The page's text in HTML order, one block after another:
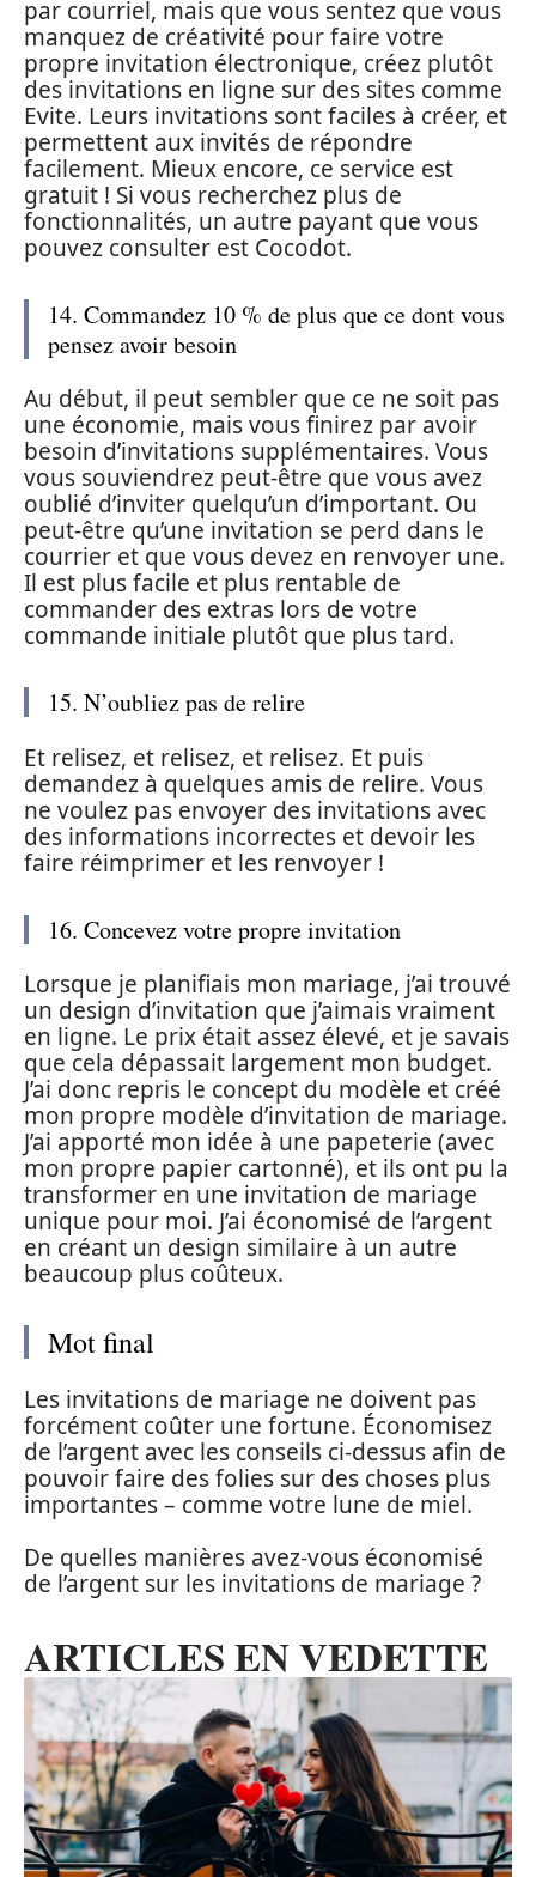
par courriel, mais que vous sentez que vous
manquez de créativité pour faire votre
propre invitation électronique, créez plutôt
des invitations en ligne sur des sites comme
Evite. Leurs invitations sont faciles à créer, et
permettent aux invités de répondre
facilement. Mieux encore, ce service est
gratuit ! Si vous recherchez plus de
fonctionnalités, un autre payant que vous
pouvez consulter est Cocodot.
14. Commandez 10 % de plus que ce dont vous
pensez avoir besoin
Au début, il peut sembler que ce ne soit pas
une économie, mais vous finirez par avoir
besoin d’invitations supplémentaires. Vous
vous souviendrez peut-être que vous avez
oublié d’inviter quelqu’un d’important. Ou
peut-être qu’une invitation se perd dans le
courrier et que vous devez en renvoyer une.
Il est plus facile et plus rentable de
commander des extras lors de votre
commande initiale plutôt que plus tard.
15. N’oubliez pas de relire
Et relisez, et relisez, et relisez. Et puis
demandez à quelques amis de relire. Vous
ne voulez pas envoyer des invitations avec
des informations incorrectes et devoir les
faire réimprimer et les renvoyer !
16. Concevez votre propre invitation
Lorsque je planifiais mon mariage, j’ai trouvé
un design d’invitation que j’aimais vraiment
en ligne. Le prix était assez élevé, et je savais
que cela dépassait largement mon budget.
J’ai donc repris le concept du modèle et créé
mon propre modèle d’invitation de mariage.
J’ai apporté mon idée à une papeterie (avec
mon propre papier cartonné), et ils ont pu la
transformer en une invitation de mariage
unique pour moi. J’ai économisé de l’argent
en créant un design similaire à un autre
beaucoup plus coûteux.
Mot final
Les invitations de mariage ne doivent pas
forcément coûter une fortune. Économisez
de l’argent avec les conseils ci-dessus afin de
pouvoir faire des folies sur des choses plus
importantes – comme votre lune de miel.
De quelles manières avez-vous économisé
de l’argent sur les invitations de mariage ?
ARTICLES EN VEDETTE